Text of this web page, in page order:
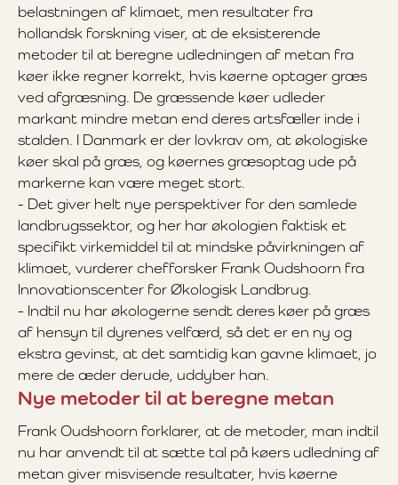
belastningen af klimaet, men resultater fra
hollandsk forskning viser, at de eksisterende
metoder til at beregne udledningen af metan fra
køer ikke regner korrekt, hvis køerne optager græs
ved afgræsning. De græssende køer udleder
markant mindre metan end deres artsfæller inde i
stalden. I Danmark er der lovkrav om, at økologiske
køer skal på græs, og køernes græsoptag ude på
markerne kan være meget stort.
- Det giver helt nye perspektiver for den samlede
landbrugssektor, og her har økologien faktisk et
specifikt virkemiddel til at mindske påvirkningen af
klimaet, vurderer chefforsker Frank Oudshoorn fra
Innovationscenter for Økologisk Landbrug.
- Indtil nu har økologerne sendt deres køer på græs
af hensyn til dyrenes velfærd, så det er en ny og
ekstra gevinst, at det samtidig kan gavne klimaet, jo
mere de æder derude, uddyber han.
Nye metoder til at beregne metan
Frank Oudshoorn forklarer, at de metoder, man indtil
nu har anvendt til at sætte tal på køers udledning af
metan giver misvisende resultater, hvis køerne